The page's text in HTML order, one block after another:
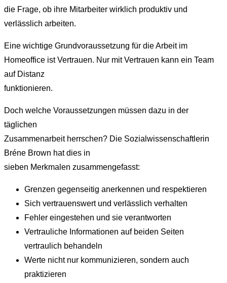
die Frage, ob ihre Mitarbeiter wirklich produktiv und
verlässlich arbeiten.
Eine wichtige Grundvoraussetzung für die Arbeit im
Homeoffice ist Vertrauen. Nur mit Vertrauen kann ein Team
auf Distanz
funktionieren.
Doch welche Voraussetzungen müssen dazu in der
täglichen
Zusammenarbeit herrschen? Die Sozialwissenschaftlerin
Bréne Brown hat dies in
sieben Merkmalen zusammengefasst:
Grenzen gegenseitig anerkennen und respektieren
Sich vertrauenswert und verlässlich verhalten
Fehler eingestehen und sie verantworten
Vertrauliche Informationen auf beiden Seiten
vertraulich behandeln
Werte nicht nur kommunizieren, sondern auch
praktizieren